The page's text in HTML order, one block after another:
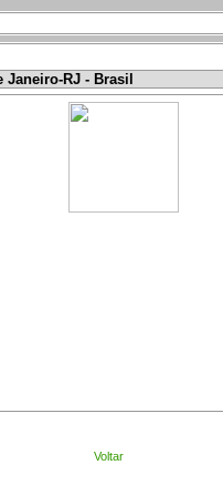
Janeiro-RJ - Brasil
Voltar